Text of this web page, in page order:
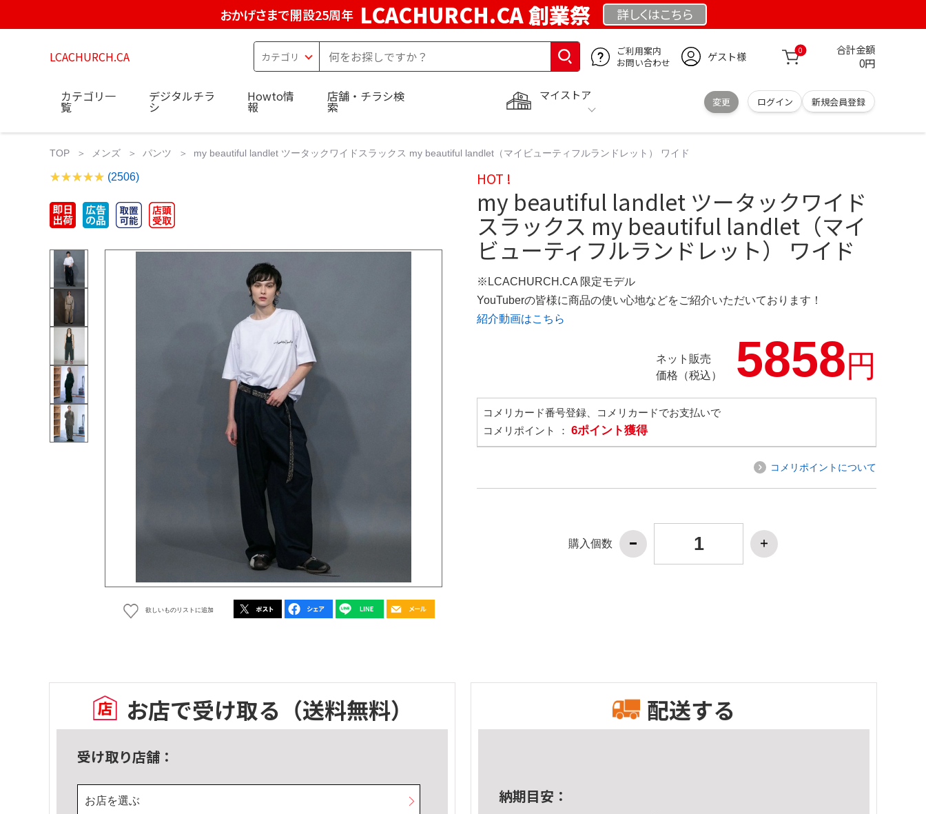
おかげさまで開設25周年 LCACHURCH.CA 創業祭 詳しくはこちら
LCACHURCH.CA
ご利用案内
お問い合わせ
ゲスト様 0 合計金額
0円
マイストア
変更 ログイン 新規会員登録
カテゴリ一
覧
デジタルチラ
シ
Howto情
報
店舗・チラシ検
索
TOP メンズ パンツ my beautiful landlet ツータックワイドスラックス my beautiful landlet（マイビューティフルランドレット） ワイド
(2506)
欲しいものリストに追加
HOT !
my beautiful landlet ツータックワイド
スラックス my beautiful landlet（マイ
ビューティフルランドレット） ワイド
※LCACHURCH.CA 限定モデル
YouTuberの皆様に商品の使い心地などをご紹介いただいております！
紹介動画はこちら
ネット販売
価格（税込）
5858円
コメリカード番号登録、コメリカードでお支払いで
コメリポイント ： 6ポイント獲得
コメリポイントについて
購入個数
お店で受け取る （送料無料）
受け取り店舗：
お店を選ぶ
配送する
納期目安：